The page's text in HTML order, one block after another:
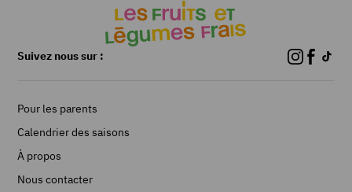
Suivez nous sur :
Pour les parents
Calendrier des saisons
À propos
Nous contacter